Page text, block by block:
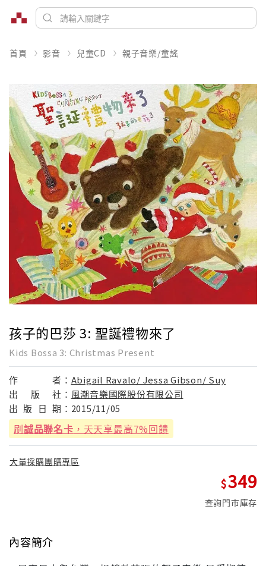
首頁 影音 兒童CD 親子音樂/童謠
孩子的巴莎 3: 聖誕禮物來了
Kids Bossa 3: Christmas Present
作 者： Abigail Ravalo/ Jessa Gibson/ Suy
出
版 社： 風潮音樂國際股份有限公司
出 版 日 期： 2015/11/05
刷誠品聯名卡 ，天天享最高7%回饋
大量採購團購專區
349
查詢門市庫存
內容簡介